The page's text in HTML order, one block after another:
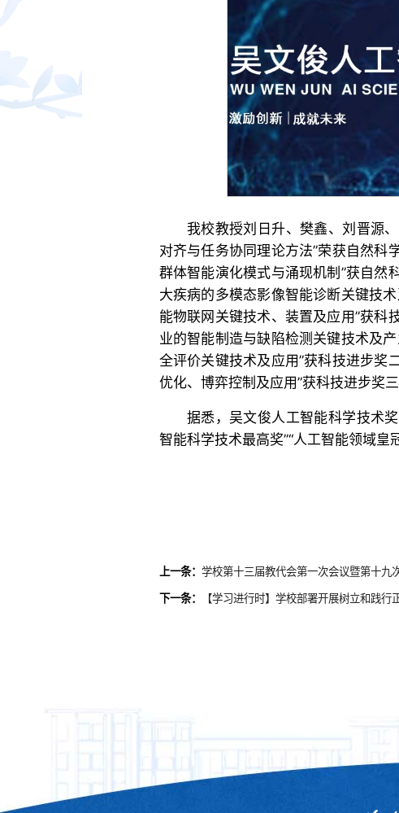
我校教授刘日升、樊鑫、刘晋源
对齐与任务协同理论方法”荣获自然科
群体智能演化模式与涌现机制”获自然
大疾病的多模态影像智能诊断关键技
能物联网关键技术、装置及应用”获科
业的智能制造与缺陷检测关键技术及
全评价关键技术及应用”获科技进步奖
优化、博弈控制及应用”获科技进步奖三
据悉，吴文俊人工智能科学技术
智能科学技术最高奖”“人工智能领域皇
上一条： 学校第十三届教代会第一次会议暨第十九
下一条： 【学习进行时】学校部署开展树立和践行